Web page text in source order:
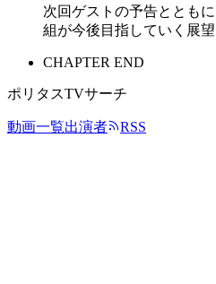
次回ゲストの予告ととも
組が今後目指していく展
CHAPTER END
ポリタスTVサーチ
動画一覧出演者 RSS